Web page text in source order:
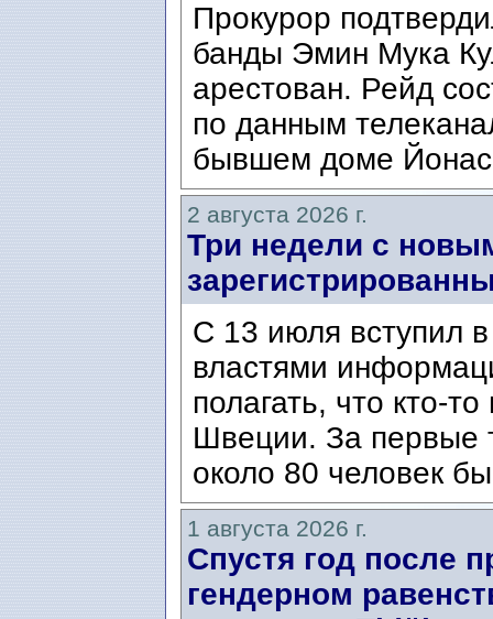
Прокурор
банды Эмин Мука
арестован. Рейд
по данным
бывшем доме
2 августа 2026 г.
Три недели с
С 13 июля вступил
властями
полагать, что кто-
Швеции. За первые
около 80 человек
1 августа 2026 г.
Спустя год после
гендерном